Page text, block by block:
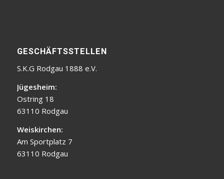
GESCHÄFTSSTELLEN
S.K.G Rodgau 1888 e.V.
Jügesheim:
Ostring 18
63110 Rodgau
Weiskirchen:
Am Sportplatz 7
63110 Rodgau